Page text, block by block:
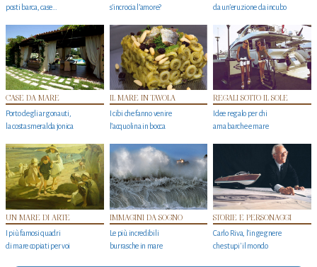
posti barca, case…
s'incrocia l’amore?
da un’eruzione da incubo
CASE DA MARE
Porto degli argonauti,
la costa smeralda jonica
IL MARE IN TAVOLA
I cibi che fanno venire
l’acquolina in bocca
REGALI SOTTO IL SOLE
Idee regalo per chi
ama barche e mare
UN MARE DI ARTE
I più famosi quadri
di mare copiati per voi
IMMAGINI DA SOGNO
Le più incredibili
burrasche in mare
STORIE E PERSONAGGI
Carlo Riva, l’ingegnere
che stupi' il mondo